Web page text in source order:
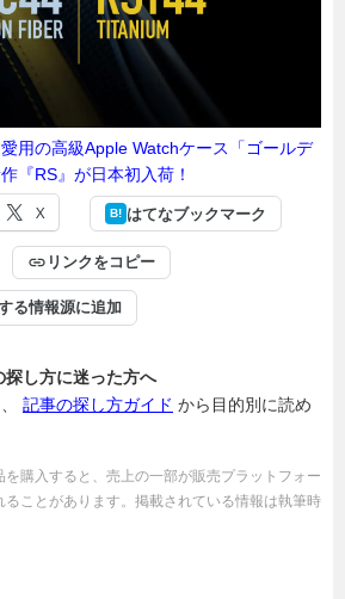
用の高級Apple Watchケース「ゴールデ
『RS』が日本初入荷！
X B! はてなブックマーク
リンクをコピー
る情報源に追加
探し方に迷った方へ
記事の探し方ガイド から目的別に読め
購入すると、売上の一部が販売プラットフォー
ることがあります。掲載されている情報は執筆時